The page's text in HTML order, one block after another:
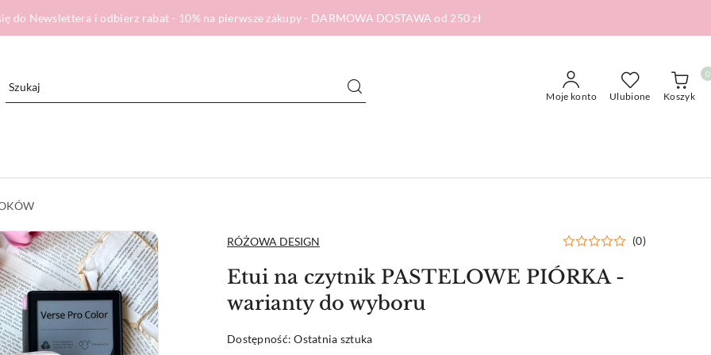
do Newslettera i odbierz rabat - 10% na pierwsze zakupy - DARMOWA DOSTAWA od 250 zł
Moje konto Ulubione Koszyk
0
NAZWA
PRODUCENTA:
RÓŻOWA DESIGN (0)
Etui na czytnik PASTELOWE PIÓRKA -
warianty do wyboru
Dostępność:Ostatnia sztuka